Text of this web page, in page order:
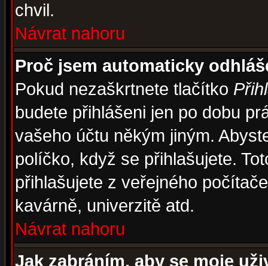
chvil.
Návrat nahoru
Proč jsem automaticky
Pokud nezaškrtnete tlačítko
budete přihlášeni jen po dobu
vašeho účtu někým jiným.
políčko, když se přihlašujete.
přihlašujete z veřejného
kavárně, univerzitě atd.
Návrat nahoru
Jak zabráním, aby se moje